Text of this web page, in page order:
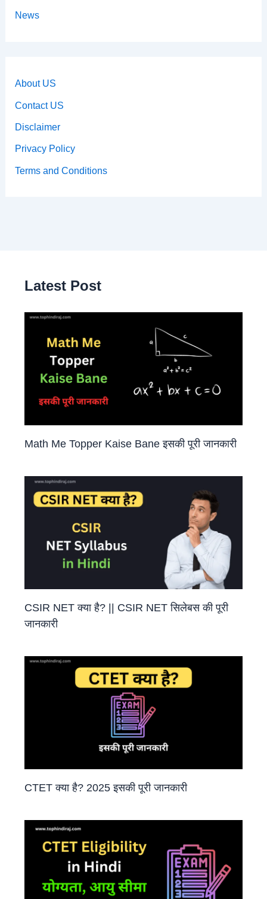
News
About US
Contact US
Disclaimer
Privacy Policy
Terms and Conditions
Latest Post
Math Me Topper Kaise Bane इसकी पूरी जानकारी
CSIR NET क्या है? || CSIR NET सिलेबस की पूरी
जानकारी
CTET क्या है? 2025 इसकी पूरी जानकारी